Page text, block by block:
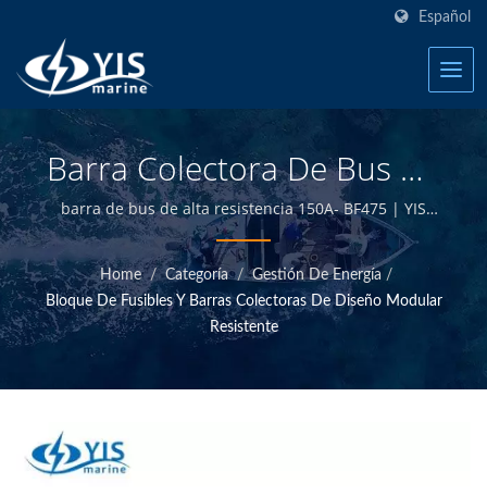
Español
Barra Colectora De Bus De
Servicio Pesado (roscado
Imperial) - Barra Colectora
Común (150A) (Actualizado
2020) | Bloques De
Fusibles Marinos -
Fabricante De Productos
Eléctricos Marinos | YIS
barra de bus de alta resistencia 150A- BF475 | YIS
Marine es un fabricante profesional dedicado a
proporcionar productos marinos eléctricos y
electrónicos de alta calidad. Al diseñar y fabricar
internamente y tener control de calidad en la sede de
Taiwán, podemos ofrecer productos marinos de alta
Home / Categoría / Gestión De Energía /
Bloque De Fusibles Y Barras Colectoras De Diseño Modular
Resistente